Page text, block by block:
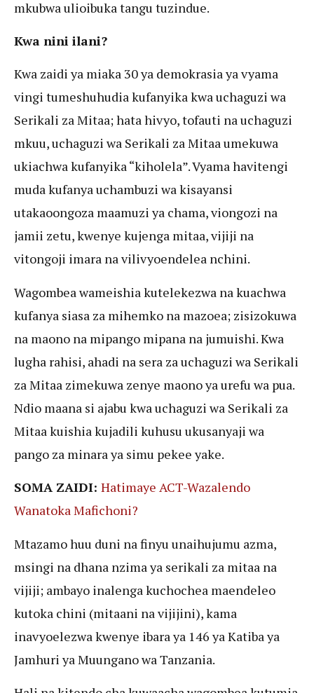
mkubwa ulioibuka tangu tuzindue.
Kwa nini ilani?
Kwa zaidi ya miaka 30 ya demokrasia ya vyama
vingi tumeshuhudia kufanyika kwa uchaguzi wa
Serikali za Mitaa; hata hivyo, tofauti na uchaguzi
mkuu, uchaguzi wa Serikali za Mitaa umekuwa
ukiachwa kufanyika “kiholela”. Vyama havitengi
muda kufanya uchambuzi wa kisayansi
utakaoongoza maamuzi ya chama, viongozi na
jamii zetu, kwenye kujenga mitaa, vijiji na
vitongoji imara na vilivyoendelea nchini.
Wagombea wameishia kutelekezwa na kuachwa
kufanya siasa za mihemko na mazoea; zisizokuwa
na maono na mipango mipana na jumuishi. Kwa
lugha rahisi, ahadi na sera za uchaguzi wa Serikali
za Mitaa zimekuwa zenye maono ya urefu wa pua.
Ndio maana si ajabu kwa uchaguzi wa Serikali za
Mitaa kuishia kujadili kuhusu ukusanyaji wa
pango za minara ya simu pekee yake.
SOMA ZAIDI: Hatimaye ACT-Wazalendo
Wanatoka Mafichoni?
Mtazamo huu duni na finyu unaihujumu azma,
msingi na dhana nzima ya serikali za mitaa na
vijiji; ambayo inalenga kuchochea maendeleo
kutoka chini (mitaani na vijijini), kama
inavyoelezwa kwenye ibara ya 146 ya Katiba ya
Jamhuri ya Muungano wa Tanzania.